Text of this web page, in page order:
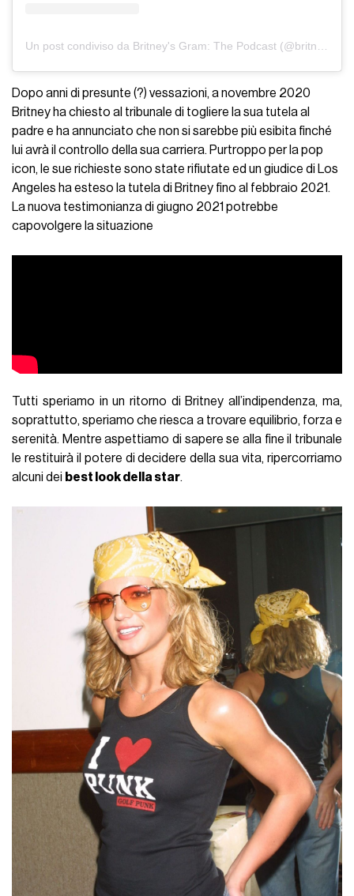
Dopo anni di presunte (?) vessazioni, a novembre 2020
Britney ha chiesto al tribunale di togliere la sua tutela al
padre e ha annunciato che non si sarebbe più esibita finché
lui avrà il controllo della sua carriera. Purtroppo per la pop
icon, le sue richieste sono state rifiutate ed un giudice di Los
Angeles ha esteso la tutela di Britney fino al febbraio 2021.
La nuova testimonianza di giugno 2021 potrebbe
capovolgere la situazione
Tutti speriamo in un ritorno di Britney all’indipendenza, ma,
soprattutto, speriamo che riesca a trovare equilibrio, forza e
serenità. Mentre aspettiamo di sapere se alla fine il tribunale
le restituirà il potere di decidere della sua vita, ripercorriamo
alcuni dei best look della star.